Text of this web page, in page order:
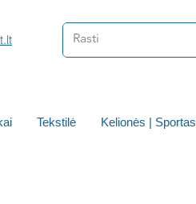
Tekstilė Kelionės | Sportas